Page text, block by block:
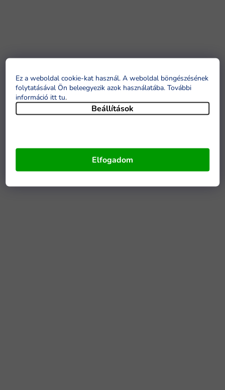
Ez a weboldal cookie-kat használ. A weboldal böngészésének
folytatásával Ön beleegyezik azok használatába. További
információ itt tu.
Beállítások
Elfogadom